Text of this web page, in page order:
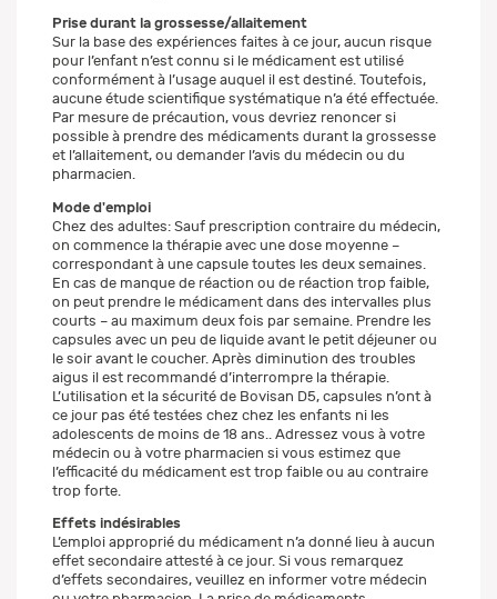
Prise durant la grossesse/allaitement
Sur la base des expériences faites à ce jour, aucun risque
pour l’enfant n’est connu si le médicament est utilisé
conformément à l’usage auquel il est destiné. Toutefois,
aucune étude scientifique systématique n’a été effectuée.
Par mesure de précaution, vous devriez renoncer si
possible à prendre des médicaments durant la grossesse
et l’allaitement, ou demander l’avis du médecin ou du
pharmacien.
Mode d'emploi
Chez des adultes: Sauf prescription contraire du médecin,
on commence la thérapie avec une dose moyenne –
correspondant à une capsule toutes les deux semaines.
En cas de manque de réaction ou de réaction trop faible,
on peut prendre le médicament dans des intervalles plus
courts – au maximum deux fois par semaine. Prendre les
capsules avec un peu de liquide avant le petit déjeuner ou
le soir avant le coucher. Après diminution des troubles
aigus il est recommandé d’interrompre la thérapie.
L’utilisation et la sécurité de Bovisan D5, capsules n’ont à
ce jour pas été testées chez chez les enfants ni les
adolescents de moins de 18 ans.. Adressez vous à votre
médecin ou à votre pharmacien si vous estimez que
l’efficacité du médicament est trop faible ou au contraire
trop forte.
Effets indésirables
L’emploi approprié du médicament n’a donné lieu à aucun
effet secondaire attesté à ce jour. Si vous remarquez
d’effets secondaires, veuillez en informer votre médecin